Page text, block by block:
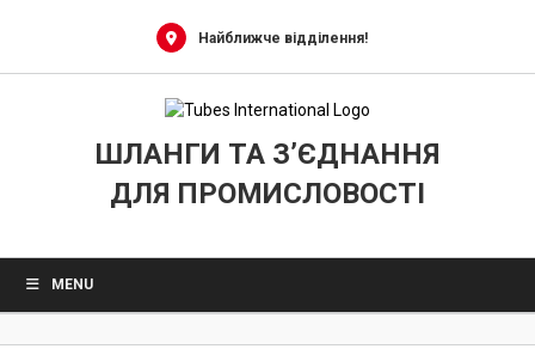
Найближче відділення!
ШЛАНГИ ТА З’ЄДНАННЯ
ДЛЯ ПРОМИСЛОВОСТІ
MENU